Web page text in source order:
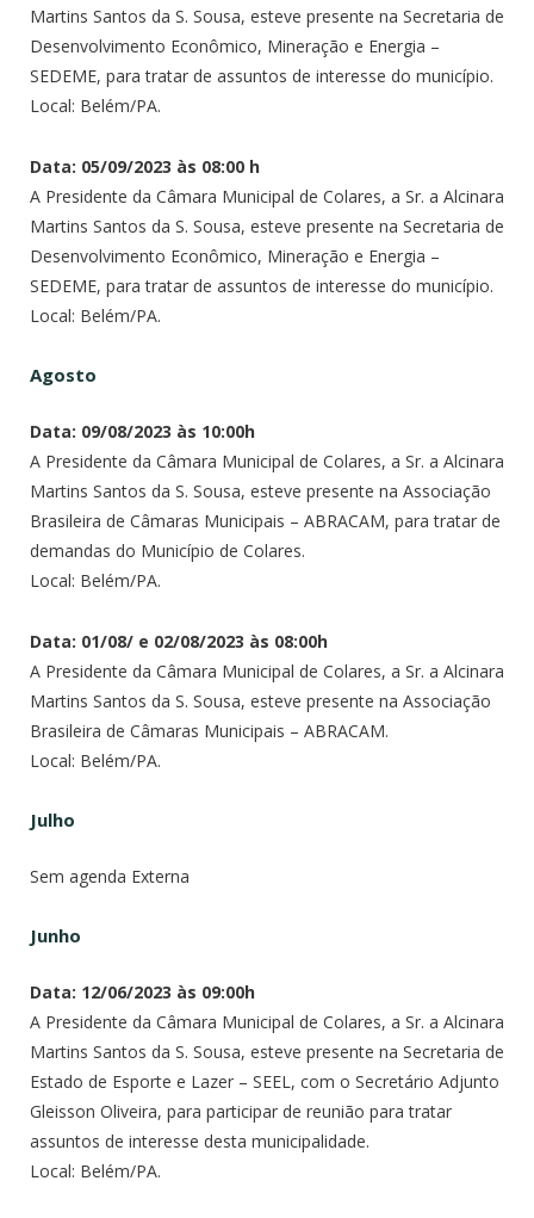
Martins Santos da S. Sousa, esteve presente na Secretaria de
Desenvolvimento Econômico, Mineração e Energia –
SEDEME, para tratar de assuntos de interesse do município.
Local: Belém/PA.
Data: 05/09/2023 às 08:00 h
A Presidente da Câmara Municipal de Colares, a Sr. a Alcinara
Martins Santos da S. Sousa, esteve presente na Secretaria de
Desenvolvimento Econômico, Mineração e Energia –
SEDEME, para tratar de assuntos de interesse do município.
Local: Belém/PA.
Agosto
Data: 09/08/2023 às 10:00h
A Presidente da Câmara Municipal de Colares, a Sr. a Alcinara
Martins Santos da S. Sousa, esteve presente na Associação
Brasileira de Câmaras Municipais – ABRACAM, para tratar de
demandas do Município de Colares.
Local: Belém/PA.
Data: 01/08/ e 02/08/2023 às 08:00h
A Presidente da Câmara Municipal de Colares, a Sr. a Alcinara
Martins Santos da S. Sousa, esteve presente na Associação
Brasileira de Câmaras Municipais – ABRACAM.
Local: Belém/PA.
Julho
Sem agenda Externa
Junho
Data: 12/06/2023 às 09:00h
A Presidente da Câmara Municipal de Colares, a Sr. a Alcinara
Martins Santos da S. Sousa, esteve presente na Secretaria de
Estado de Esporte e Lazer – SEEL, com o Secretário Adjunto
Gleisson Oliveira, para participar de reunião para tratar
assuntos de interesse desta municipalidade.
Local: Belém/PA.